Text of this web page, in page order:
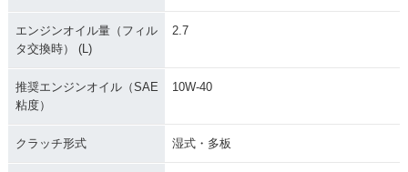
エンジンオイル量（フィル
タ交換時） (L)
2.7
推奨エンジンオイル（SAE
粘度）
10W-40
クラッチ形式 湿式・多板